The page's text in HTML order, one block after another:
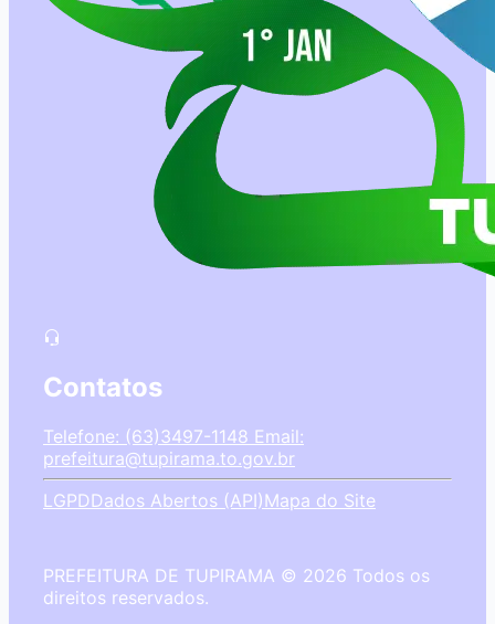
Contatos
Telefone: (63)3497-1148 Email:
prefeitura@tupirama.to.gov.br
LGPDDados Abertos (API)Mapa do Site
PREFEITURA DE TUPIRAMA © 2026 Todos os
direitos reservados.